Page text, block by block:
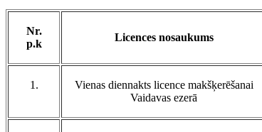
Nr.
p.k
Licences nosaukums
1.
Vienas diennakts licence makšķerēšanai
Vaidavas ezerā